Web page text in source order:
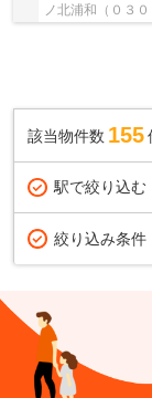
ノ北浦和（０３
該当物件数 155
駅で絞り込む
絞り込み条件